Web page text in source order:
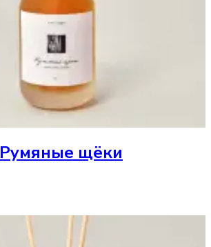
Румяные щёки